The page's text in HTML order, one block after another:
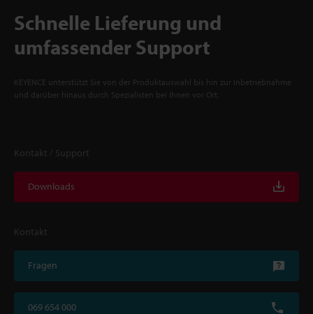
Schnelle Lieferung und
umfassender Support
KEYENCE unterstützt Sie von der Produktauswahl bis hin zur Inbetriebnahme
und darüber hinaus durch Spezialisten bei Ihnen vor Ort.
Kontakt / Support
Downloads
Kontakt
Fragen
069 654 000